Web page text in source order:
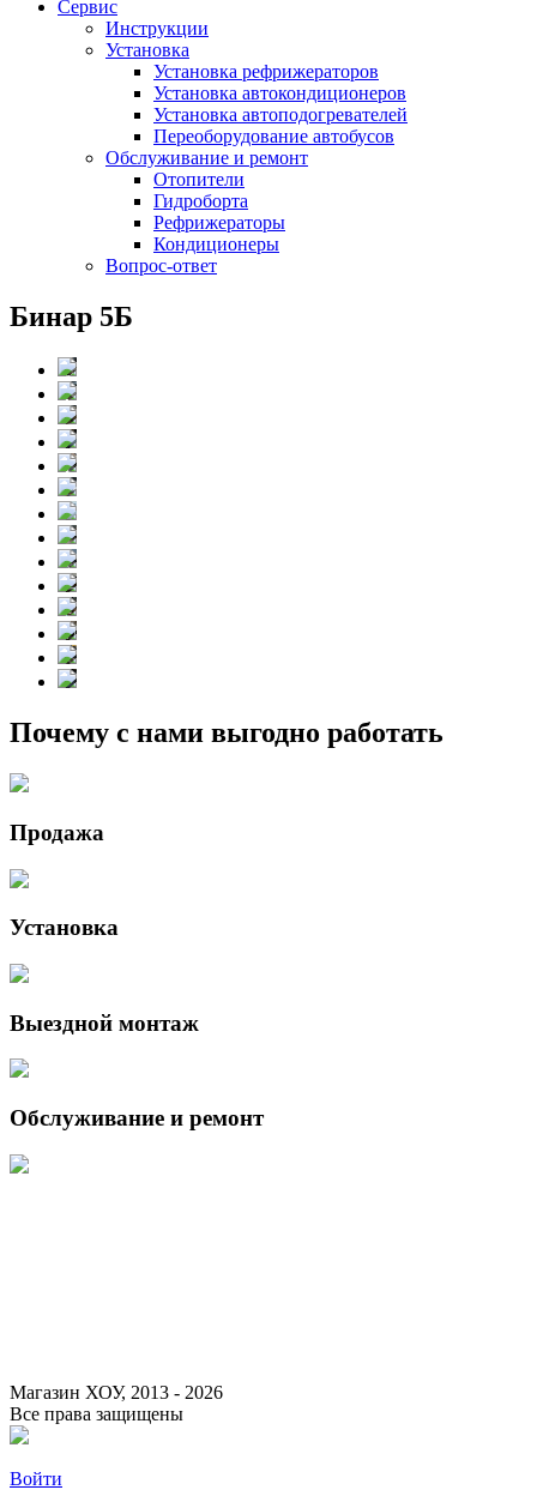
Сервис
Инструкции
Установка
Установка рефрижераторов
Установка автокондиционеров
Установка автоподогревателей
Переоборудование автобусов
Обслуживание и ремонт
Отопители
Гидроборта
Рефрижераторы
Кондиционеры
Вопрос-ответ
Бинар 5Б
Почему с нами выгодно работать
Продажа
Установка
Выездной монтаж
Обслуживание и ремонт
Магазин ХОУ, 2013 - 2026
Все права защищены
Войти